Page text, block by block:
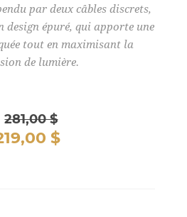
par deux câbles discrets,
design épuré, qui apporte une
tout en maximisant la
de lumière.
281,00 $
$